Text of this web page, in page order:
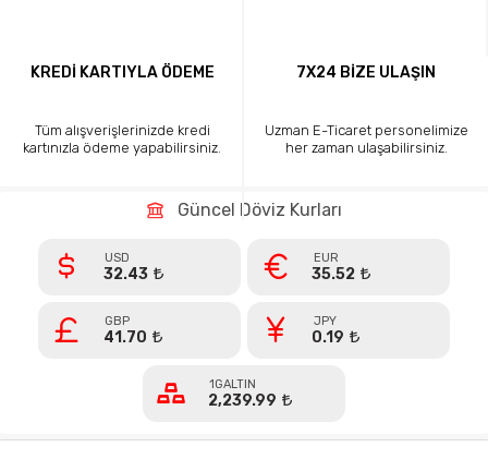
KREDİ KARTIYLA ÖDEME
Tüm alışverişlerinizde kredi
kartınızla ödeme yapabilirsiniz.
7X24 BİZE ULAŞIN
Uzman E-Ticaret personelimize
her zaman ulaşabilirsiniz.
Güncel Döviz Kurları
USD
32.43
EUR
35.52
GBP
41.70
JPY
0.19
1GALTIN
2,239.99